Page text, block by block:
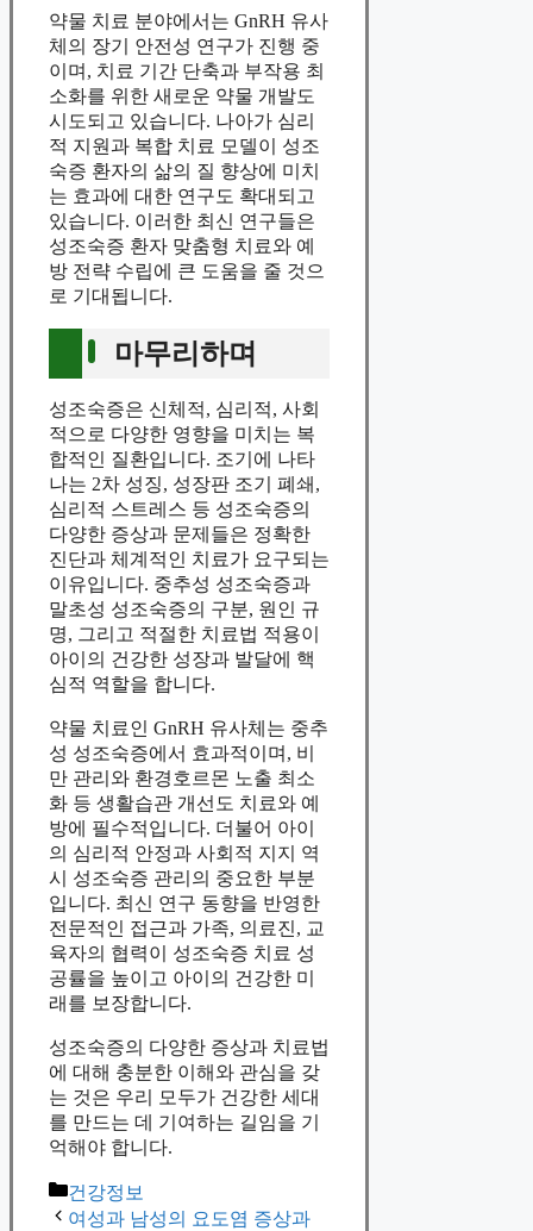
약물 치료 분야에서는 GnRH 유사
체의 장기 안전성 연구가 진행 중
이며, 치료 기간 단축과 부작용 최
소화를 위한 새로운 약물 개발도
시도되고 있습니다. 나아가 심리
적 지원과 복합 치료 모델이 성조
숙증 환자의 삶의 질 향상에 미치
는 효과에 대한 연구도 확대되고
있습니다. 이러한 최신 연구들은
성조숙증 환자 맞춤형 치료와 예
방 전략 수립에 큰 도움을 줄 것으
로 기대됩니다.
마무리하며
성조숙증은 신체적, 심리적, 사회
적으로 다양한 영향을 미치는 복
합적인 질환입니다. 조기에 나타
나는 2차 성징, 성장판 조기 폐쇄,
심리적 스트레스 등 성조숙증의
다양한 증상과 문제들은 정확한
진단과 체계적인 치료가 요구되는
이유입니다. 중추성 성조숙증과
말초성 성조숙증의 구분, 원인 규
명, 그리고 적절한 치료법 적용이
아이의 건강한 성장과 발달에 핵
심적 역할을 합니다.
약물 치료인 GnRH 유사체는 중추
성 성조숙증에서 효과적이며, 비
만 관리와 환경호르몬 노출 최소
화 등 생활습관 개선도 치료와 예
방에 필수적입니다. 더불어 아이
의 심리적 안정과 사회적 지지 역
시 성조숙증 관리의 중요한 부분
입니다. 최신 연구 동향을 반영한
전문적인 접근과 가족, 의료진, 교
육자의 협력이 성조숙증 치료 성
공률을 높이고 아이의 건강한 미
래를 보장합니다.
성조숙증의 다양한 증상과 치료법
에 대해 충분한 이해와 관심을 갖
는 것은 우리 모두가 건강한 세대
를 만드는 데 기여하는 길임을 기
억해야 합니다.
Categories
건강정보
여성과 남성의 요도염 증상과